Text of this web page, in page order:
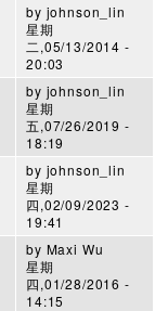
by johnson_lin
星期
二,05/13/2014 -
20:03
by johnson_lin
星期
五,07/26/2019 -
18:19
by johnson_lin
星期
四,02/09/2023 -
19:41
by Maxi Wu
星期
四,01/28/2016 -
14:15